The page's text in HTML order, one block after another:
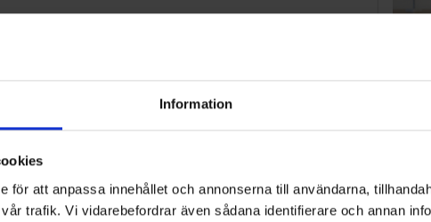
Information
för att anpassa innehållet och annonserna till användarna,
trafik. Vi vidarebefordrar även sådana identifierare och annan